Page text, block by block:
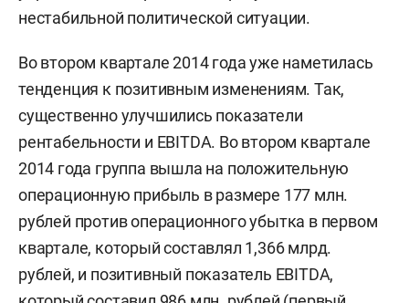
нестабильной политической ситуации.
Во втором квартале 2014 года уже наметилась
тенденция к позитивным изменениям. Так,
существенно улучшились показатели
рентабельности и EBITDA. Во втором квартале
2014 года группа вышла на положительную
операционную прибыль в размере 177 млн.
рублей против операционного убытка в первом
квартале, который составлял 1,366 млрд.
рублей, и позитивный показатель EBITDA,